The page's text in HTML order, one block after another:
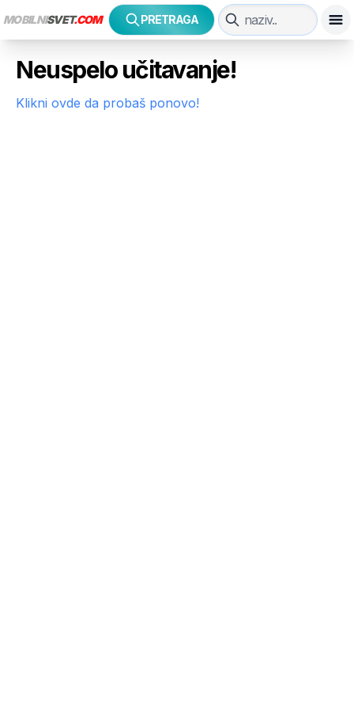
MOBILNISVET.COM PRETRAGA
Neuspelo učitavanje!
Klikni ovde da probaš ponovo!